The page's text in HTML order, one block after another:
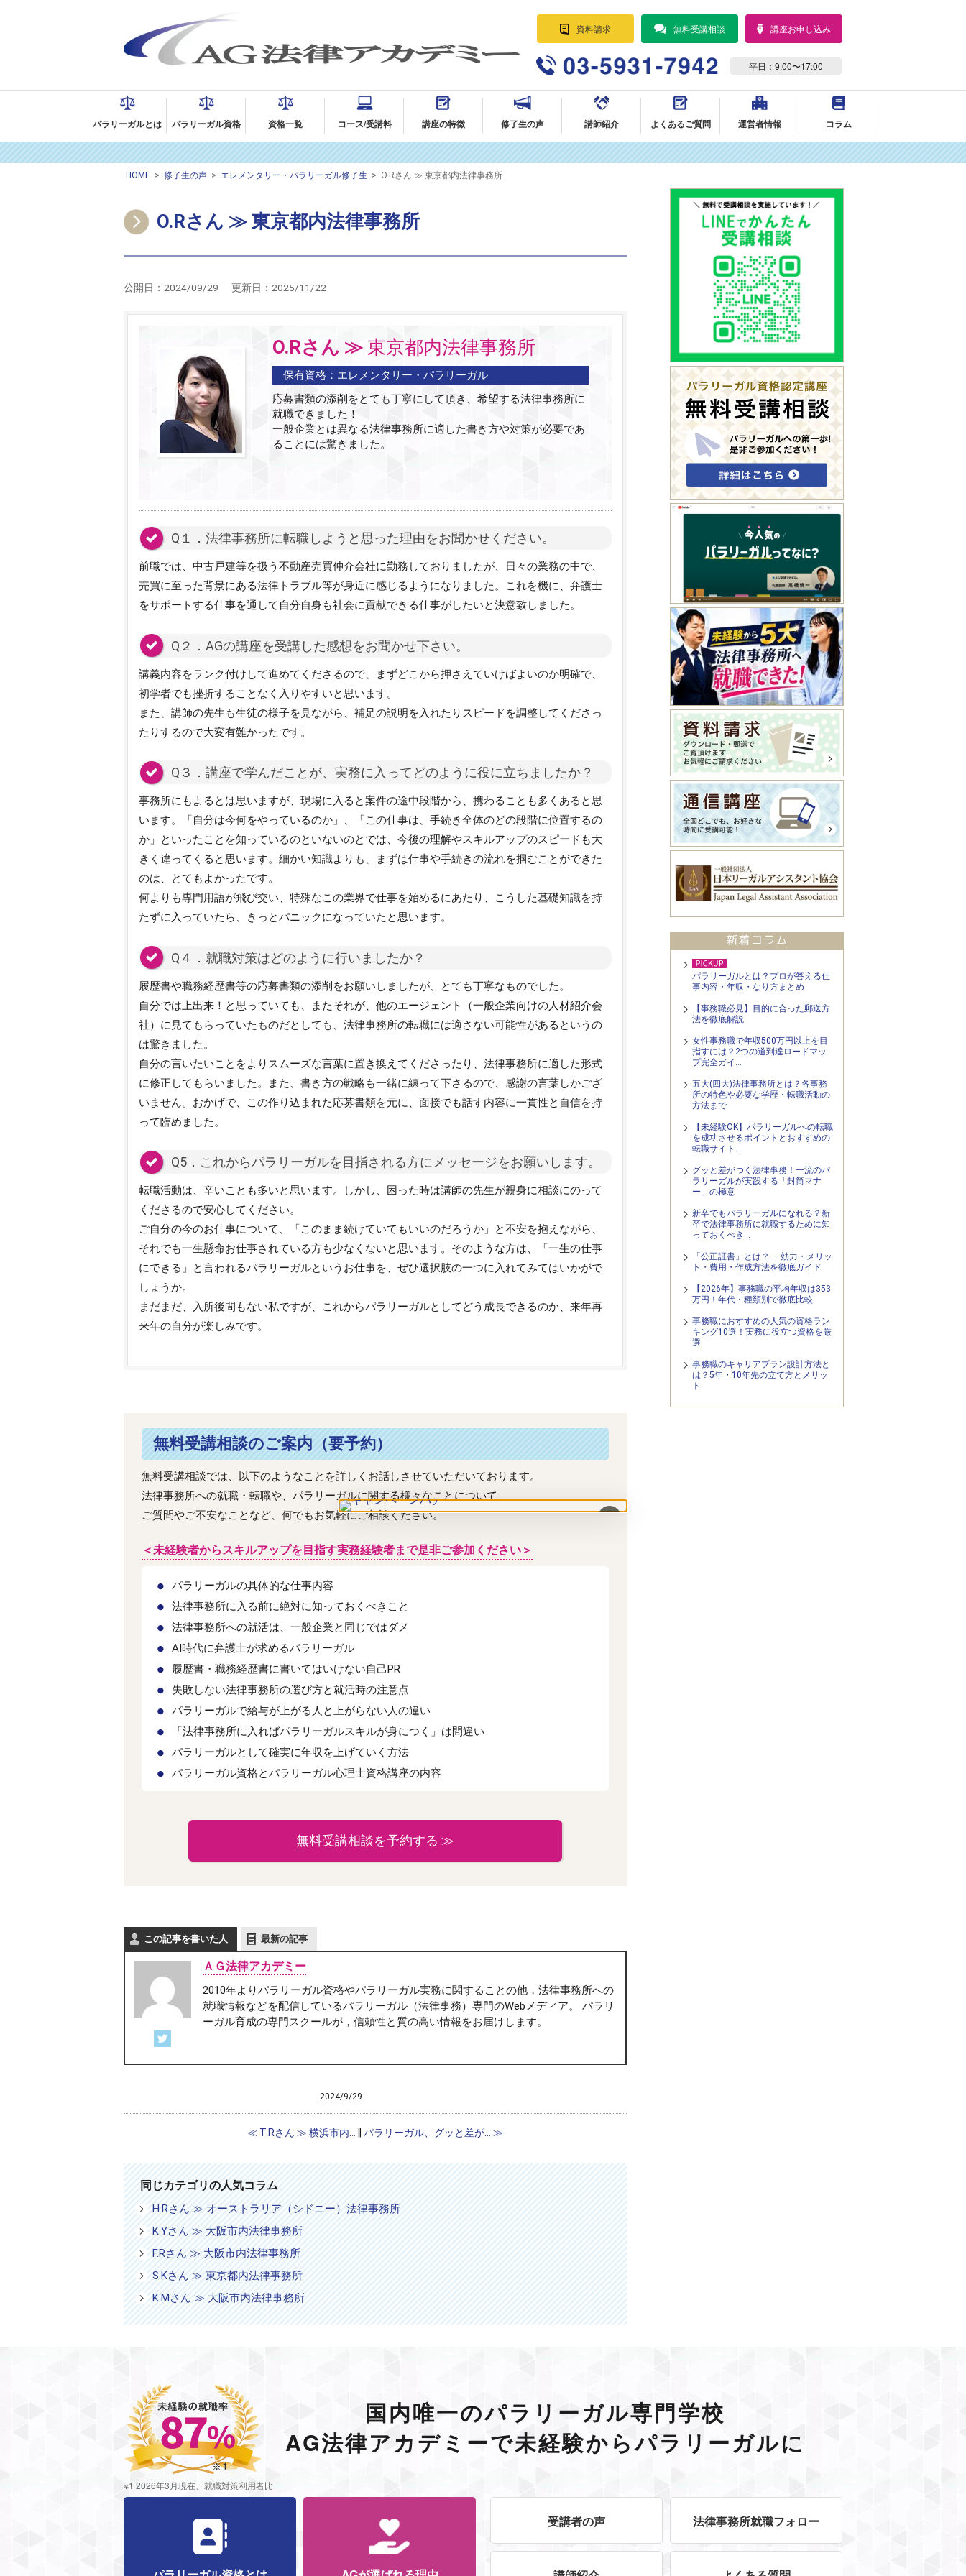
×
就職・転職｜AG法律アカデミー
資料請求 無料受講相談 講座お申し込み
平日：9:00〜17:00
パラリーガルとは パラリーガル資格 資格一覧 コース/受講料 講座の特徴 修了生の声 講師紹介 よくあるご質問 運営者情報 コラム
HOME > 修了生の声 > エレメンタリー・パラリーガル修了生 > O.Rさん ≫ 東京都内法律事務所
O.Rさん ≫ 東京都内法律事務所
公開日： 2024/09/29 更新日： 2025/11/22
O.Rさん ≫ 東京都内法律事務所
保有資格： エレメンタリー・パラリーガル
応募書類の添削をとても丁寧にして頂き、希望する法律事務所に
就職できました！
一般企業とは異なる法律事務所に適した書き方や対策が必要であ
ることには驚きました。
Q１．法律事務所に転職しようと思った理由をお聞かせください。
前職では、中古戸建等を扱う不動産売買仲介会社に勤務しておりましたが、日々の業務の中で、
売買に至った背景にある法律トラブル等が身近に感じるようになりました。これを機に、弁護士
をサポートする仕事を通して自分自身も社会に貢献できる仕事がしたいと決意致しました。
Q２．AGの講座を受講した感想をお聞かせ下さい。
講義内容をランク付けして進めてくださるので、まずどこから押さえていけばよいのか明確で、
初学者でも挫折することなく入りやすいと思います。
また、講師の先生も生徒の様子を見ながら、補足の説明を入れたりスピードを調整してくださっ
たりするので大変有難かったです。
Q３．講座で学んだことが、実務に入ってどのように役に立ちましたか？
事務所にもよるとは思いますが、現場に入ると案件の途中段階から、携わることも多くあると思
います。「自分は今何をやっているのか」、「この仕事は、手続き全体のどの段階に位置するの
か」といったことを知っているのといないのとでは、今後の理解やスキルアップのスピードも大
きく違ってくると思います。細かい知識よりも、まずは仕事や手続きの流れを掴むことができた
のは、とてもよかったです。
何よりも専門用語が飛び交い、特殊なこの業界で仕事を始めるにあたり、こうした基礎知識を持
たずに入っていたら、きっとパニックになっていたと思います。
Q４．就職対策はどのように行いましたか？
履歴書や職務経歴書等の応募書類の添削をお願いしましたが、とても丁寧なものでした。
自分では上出来！と思っていても、またそれが、他のエージェント（一般企業向けの人材紹介会
社）に見てもらっていたものだとしても、法律事務所の転職には適さない可能性があるというの
は驚きました。
自分の言いたいことをよりスムーズな言葉に置き換えてくださったり、法律事務所に適した形式
に修正してもらいました。また、書き方の戦略も一緒に練って下さるので、感謝の言葉しかござ
いません。おかげで、この作り込まれた応募書類を元に、面接でも話す内容に一貫性と自信を持
って臨めました。
Q5．これからパラリーガルを目指される方にメッセージをお願いします。
転職活動は、辛いことも多いと思います。しかし、困った時は講師の先生が親身に相談にのって
くださるので安心してください。
ご自分の今のお仕事について、「このまま続けていてもいいのだろうか」と不安を抱えながら、
それでも一生懸命お仕事されている方も少なくないと思います。そのような方は、「一生の仕事
にできる」と言われるパラリーガルというお仕事を、ぜひ選択肢の一つに入れてみてはいかがで
しょうか。
まだまだ、入所後間もない私ですが、これからパラリーガルとしてどう成長できるのか、来年再
来年の自分が楽しみです。
無料受講相談のご案内（要予約）
無料受講相談では、以下のようなことを詳しくお話しさせていただいております。
法律事務所への就職・転職や、パラリーガルに関する様々なことについて、
ご質問やご不安なことなど、何でもお気軽にご相談ください。
＜未経験者からスキルアップを目指す実務経験者まで是非ご参加ください＞
パラリーガルの具体的な仕事内容
法律事務所に入る前に絶対に知っておくべきこと
法律事務所への就活は、一般企業と同じではダメ
AI時代に弁護士が求めるパラリーガル
履歴書・職務経歴書に書いてはいけない自己PR
失敗しない法律事務所の選び方と就活時の注意点
パラリーガルで給与が上がる人と上がらない人の違い
「法律事務所に入ればパラリーガルスキルが身につく」は間違い
パラリーガルとして確実に年収を上げていく方法
パラリーガル資格とパラリーガル心理士資格講座の内容
無料受講相談を予約する ≫
この記事を書いた人 最新の記事
ＡＧ法律アカデミー
2010年よりパラリーガル資格やパラリーガル実務に関することの他，法律事務所への
就職情報などを配信しているパラリーガル（法律事務）専門のWebメディア。 パラリ
ーガル育成の専門スクールが，信頼性と質の高い情報をお届けします。
2024/9/29
≪ T.Rさん ≫ 横浜市内... パラリーガル、グッと差が... ≫
同じカテゴリの人気コラム
H.Rさん ≫ オーストラリア（シドニー）法律事務所
K.Yさん ≫ 大阪市内法律事務所
F.Rさん ≫ 大阪市内法律事務所
S.Kさん ≫ 東京都内法律事務所
K.Mさん ≫ 大阪市内法律事務所
パラリーガルとは？プロが答える仕
事内容・年収・なり方まとめ
【事務職必見】目的に合った郵送方
法を徹底解説
女性事務職で年収500万円以上を目
指すには？2つの道到達ロードマッ
プ完全ガイ…
五大(四大)法律事務所とは？各事務
所の特色や必要な学歴・転職活動の
方法まで
【未経験OK】パラリーガルへの転職
を成功させるポイントとおすすめの
転職サイト…
グッと差がつく法律事務！一流のパ
ラリーガルが実践する「封筒マナ
ー」の極意
新卒でもパラリーガルになれる？新
卒で法律事務所に就職するために知
っておくべき…
「公正証書」とは？ — 効力・メリッ
ト・費用・作成方法を徹底ガイド
【2026年】事務職の平均年収は353
万円！年代・種類別で徹底比較
事務職におすすめの人気の資格ラン
キング10選！実務に役立つ資格を厳
選
事務職のキャリアプラン設計方法と
は？5年・10年先の立て方とメリッ
ト
※1 2026年3月現在、就職対策利用者比
国内唯一のパラリーガル専門学校
AG法律アカデミーで未経験からパラリーガルに
受講者の声 法律事務所就職フォロー